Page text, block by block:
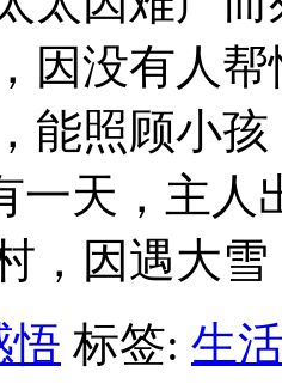
因没有人
能照顾小
天，主人
，因遇大雪
悟 标签: 生